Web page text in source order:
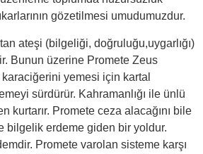
gözetilmesi umudumuzdur.
ateşi (bilgeliği, doğruluğu,uygarlığı)
Bunun üzerine Promete Zeus
yemesi için kartal
sürdürür. Kahramanlığı ile ünlü
kurtarır. Promete ceza alacağını bile
bilgelik erdeme giden bir yoldur.
Promete varolan sisteme karşı